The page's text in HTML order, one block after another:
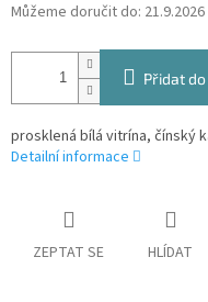
Můžeme doručit do: 21.9.2026
Přidat
prosklená bílá vitrína, čínský
Detailní informace
ZEPTAT SE HLÍDAT